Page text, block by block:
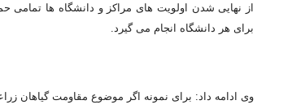
از نهایی شدن اولویت های مراکز و دانشگاه ها تمامی
برای هر دانشگاه انجام می گیرد.
وی ادامه داد: برای نمونه اگر موضوع مقاومت گیاهان